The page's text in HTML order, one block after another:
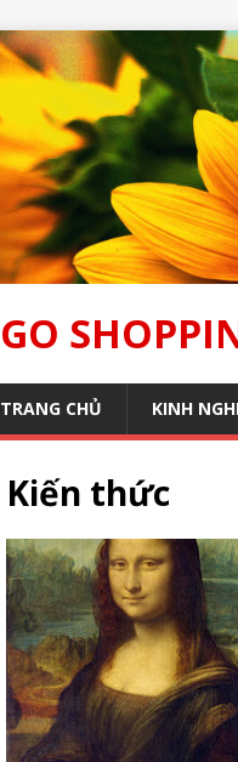
GO
TRANG CHỦ KINH
Kiến thức